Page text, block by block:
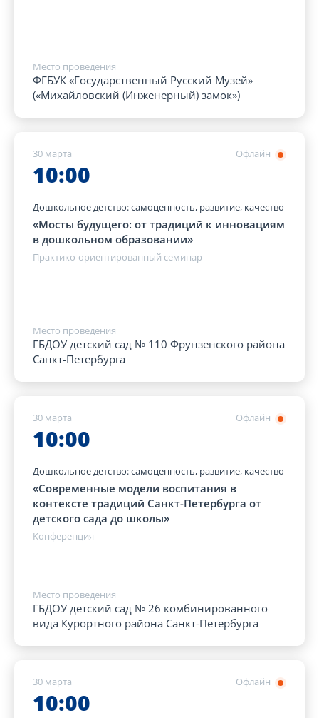
Место проведения
ФГБУК «Государственный Русский Музей»
(«Михайловский (Инженерный) замок»)
Офлайн
30 марта
10:00
Дошкольное детство: самоценность, развитие, качество
«Мосты будущего: от традиций к инновациям
в дошкольном образовании»
Практико-ориентированный семинар
Место проведения
ГБДОУ детский сад № 110 Фрунзенского района
Санкт-Петербурга
Офлайн
30 марта
10:00
Дошкольное детство: самоценность, развитие, качество
«Современные модели воспитания в
контексте традиций Санкт-Петербурга от
детского сада до школы»
Конференция
Место проведения
ГБДОУ детский сад № 26 комбинированного
вида Курортного района Санкт-Петербурга
Офлайн
30 марта
10:00